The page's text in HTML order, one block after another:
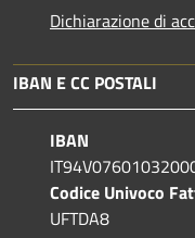
Dichiarazione di
IBAN E CC POSTALI
IBAN
Codice Univoco
UFTDA8